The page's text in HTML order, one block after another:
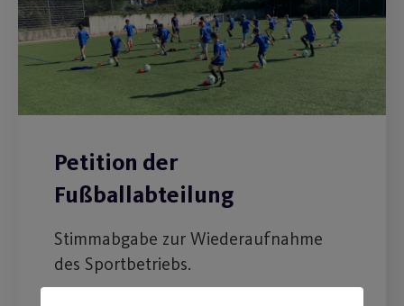
Petition der
Fußballabteilung
Stimmabgabe zur Wiederaufnahme
des Sportbetriebs.